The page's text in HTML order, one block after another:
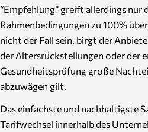
“Empfehlung” greift allerdings nur
Rahmenbedingungen zu 100%
nicht der Fall sein, birgt der
der Altersrückstellungen oder der
Gesundheitsprüfung große
abzuwägen gilt.
Das einfachste und nachhaltigste
Tarifwechsel innerhalb des